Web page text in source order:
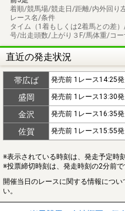
着順/競馬場/競走日/距離/内外回り
レース名/条件
タイム（1着もしくは2着馬との差
号/出走頭数/上がり３F/馬体重/コ
直近の発走状況
帯広ば 発売前 1レース14:25
盛岡 発売前 1レース13:30
金沢 発売前 1レース16:35
佐賀 発売前 1レース15:55
※表示されている時刻は、発走予定時刻
※投票締切時刻は、発走時刻の2分前で
開催当日のレースに関する情報につ
い。